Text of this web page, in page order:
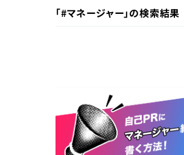
「#マネージャー」の検索結果